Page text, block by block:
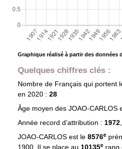
Graphique réalisé à partir des données
Quelques chiffres clés :
Nombre de Français qui portent
en 2020 : 28
Âge moyen des JOAO-CARLOS
Année record d’attribution : 1972
JOAO-CARLOS est le 8576e
1900. Il se place au 10135e rang